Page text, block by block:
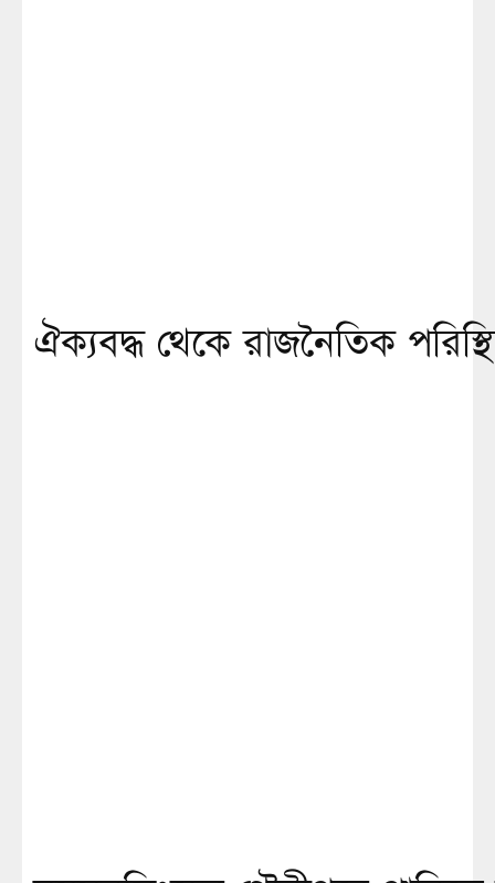
ঐক্যবদ্ধ থেকে রাজনৈতিক